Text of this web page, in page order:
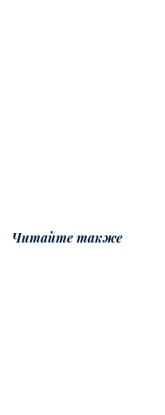
Читайте также